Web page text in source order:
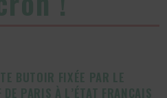
BUTOIR FIXÉE PAR LE
PARIS À L’ÉTAT FRANÇAIS